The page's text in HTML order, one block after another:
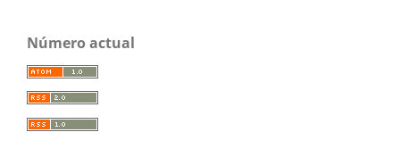
Número actual